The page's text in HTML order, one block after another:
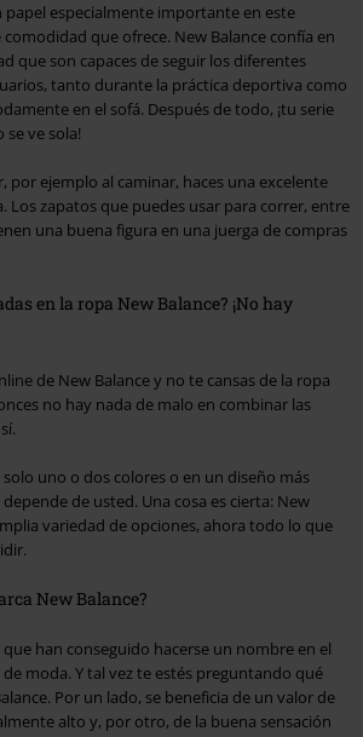
papel especialmente importante en este
que ofrece. New Balance confía en
que son capaces de seguir los diferentes
tanto durante la práctica deportiva como
en el sofá. Después de todo, ¡tu serie
ve sola!
por ejemplo al caminar, haces una excelente
Los zapatos que puedes usar para correr, entre
una buena figura en una juerga de compras
en la ropa New Balance? ¡No hay
de New Balance y no te cansas de la ropa
no hay nada de malo en combinar las
solo uno o dos colores o en un diseño más
de usted. Una cosa es cierta: New
variedad de opciones, ahora todo lo que
New Balance?
que han conseguido hacerse un nombre en el
moda. Y tal vez te estés preguntando qué
Por un lado, se beneficia de un valor de
alto y, por otro, de la buena sensación